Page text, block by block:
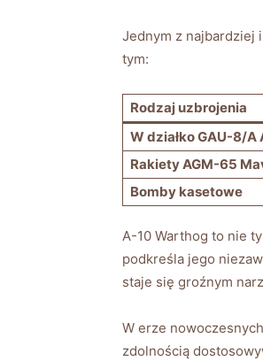
Jednym ​z najbardziej
⁤tym:
Rodzaj uzbrojenia
W ‌działko GAU-8/A
Rakiety AGM-65
Bomby kasetowe
A-10 Warthog to nie
podkreśla jego
staje się groźnym
W erze
zdolnością‌